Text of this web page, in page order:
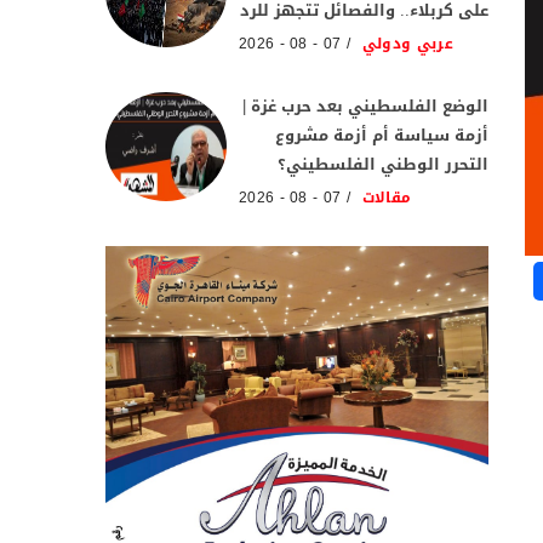
على كربلاء.. والفصائل تتجهز للرد
عربي ودولي 07 - 08 - 2026
الوضع الفلسطيني بعد حرب غزة |
أزمة سياسة أم أزمة مشروع
التحرر الوطني الفلسطيني؟
مقالات 07 - 08 - 2026